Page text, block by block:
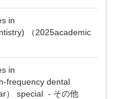
in
（2025academic
in
frequency dental
） special - その他